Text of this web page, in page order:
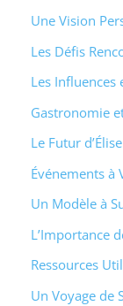
Une Vision
Les Défis
Les Influences
Gastronomie
Le Futur d’Élise
Événements à
Un Modèle à
L’Importance
Ressources
Un Voyage de